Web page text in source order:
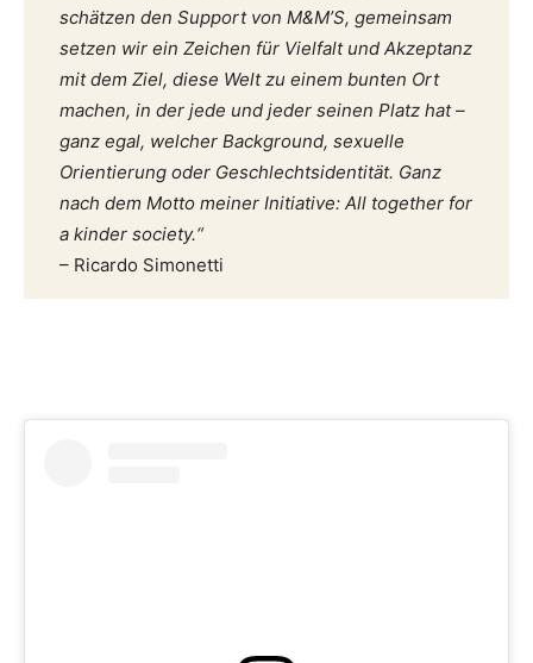
schätzen den Support von M&M’S, gemeinsam
setzen wir ein Zeichen für Vielfalt und Akzeptanz
mit dem Ziel, diese Welt zu einem bunten Ort
machen, in der jede und jeder seinen Platz hat –
ganz egal, welcher Background, sexuelle
Orientierung oder Geschlechtsidentität. Ganz
nach dem Motto meiner Initiative: All together for
a kinder society.“
– Ricardo Simonetti